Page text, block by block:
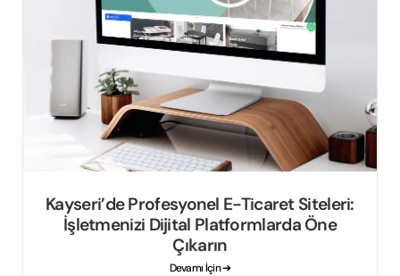
Kayseri’de Profesyonel E-Ticaret Siteleri:
İşletmenizi Dijital Platformlarda Öne
Çıkarın
Devamı İçin ➔